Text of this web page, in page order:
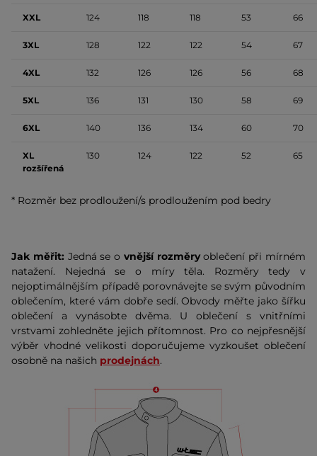
XXL 124 118 118 53 66
3XL 128 122 122 54 67
4XL 132 126 126 56 68
5XL 136 131 130 58 69
6XL 140 136 134 60 70
XL
rozšířená
130 124 122 52 65
* Rozměr bez prodloužení/s prodloužením pod bedry
Jak měřit: Jedná se o vnější rozměryoblečení při mírném
natažení. Nejedná se o míry těla. Rozměry tedy v
nejoptimálnějším případě porovnávejte se svým původním
oblečením, které vám dobře sedí. Obvody měřte jako šířku
oblečení a vynásobte dvěma. U oblečení s vnitřními
vrstvami zohledněte jejich přítomnost. Pro co nejpřesnější
výběr vhodné velikosti doporučujeme vyzkoušet oblečení
osobně na našich prodejnách.